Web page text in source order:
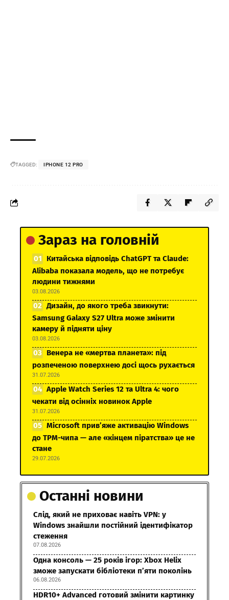
TAGGED: IPHONE 12 PRO
Зараз на головній
Китайська відповідь ChatGPT та Claude:
Alibaba показала модель, що не потребує
людини тижнями
03.08.2026
Дизайн, до якого треба звикнути:
Samsung Galaxy S27 Ultra може змінити
камеру й підняти ціну
03.08.2026
Венера не «мертва планета»: під
розпеченою поверхнею досі щось рухається
31.07.2026
Apple Watch Series 12 та Ultra 4: чого
чекати від осінніх новинок Apple
31.07.2026
Microsoft прив’яже активацію Windows
до TPM-чипа — але «кінцем піратства» це не
стане
29.07.2026
Останні новини
Слід, який не приховає навіть VPN: у
Windows знайшли постійний ідентифікатор
стеження
07.08.2026
Одна консоль — 25 років ігор: Xbox Helix
зможе запускати бібліотеки п’яти поколінь
06.08.2026
HDR10+ Advanced готовий змінити картинку